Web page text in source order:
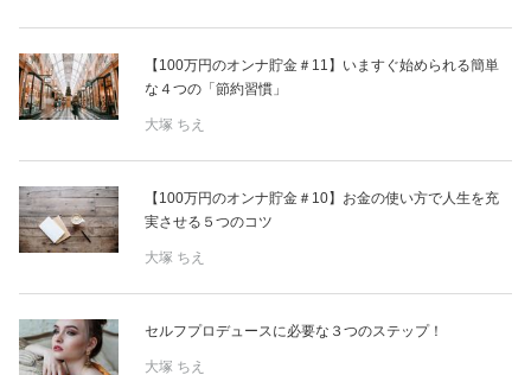
【100万円のオンナ貯金＃11】いますぐ始められる簡単
な４つの「節約習慣」
大塚 ちえ
【100万円のオンナ貯金＃10】お金の使い方で人生を充
実させる５つのコツ
大塚 ちえ
セルフプロデュースに必要な３つのステップ！
大塚 ちえ